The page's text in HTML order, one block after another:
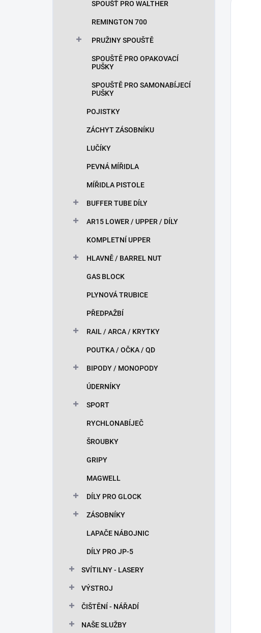
SPOUŠŤ PRO WALTHER
REMINGTON 700
PRUŽINY SPOUŠTĚ
SPOUŠTĚ PRO OPAKOVACÍ
PUŠKY
SPOUŠTĚ PRO SAMONABÍJECÍ
PUŠKY
POJISTKY
ZÁCHYT ZÁSOBNÍKU
LUČÍKY
PEVNÁ MÍŘIDLA
MÍŘIDLA PISTOLE
BUFFER TUBE DÍLY
AR15 LOWER / UPPER / DÍLY
KOMPLETNÍ UPPER
HLAVNĚ / BARREL NUT
GAS BLOCK
PLYNOVÁ TRUBICE
PŘEDPAŽBÍ
RAIL / ARCA / KRYTKY
POUTKA / OČKA / QD
BIPODY / MONOPODY
ÚDERNÍKY
SPORT
RYCHLONABÍJEČ
ŠROUBKY
GRIPY
MAGWELL
DÍLY PRO GLOCK
ZÁSOBNÍKY
LAPAČE NÁBOJNIC
DÍLY PRO JP-5
SVÍTILNY - LASERY
VÝSTROJ
ČIŠTĚNÍ - NÁŘADÍ
NAŠE SLUŽBY